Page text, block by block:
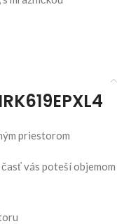
priestorom
vás poteší objemom